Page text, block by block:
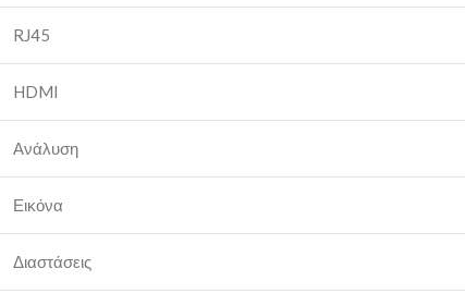
RJ45
HDMI
Ανάλυση
Εικόνα
Διαστάσεις